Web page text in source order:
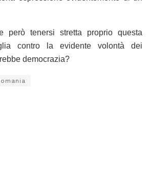
però tenersi stretta proprio questa
contro la evidente volontà dei
democrazia?